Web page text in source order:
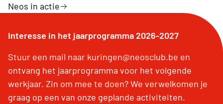
Neos in actie
Interesse in het jaarprogramma 2026-2027
Stuur een mail naar kuringen@neosclub.be en
ontvang het jaarprogramma voor het volgende
werkjaar. Zin om mee te doen? We verwelkomen je
graag op een van onze geplande activiteiten.